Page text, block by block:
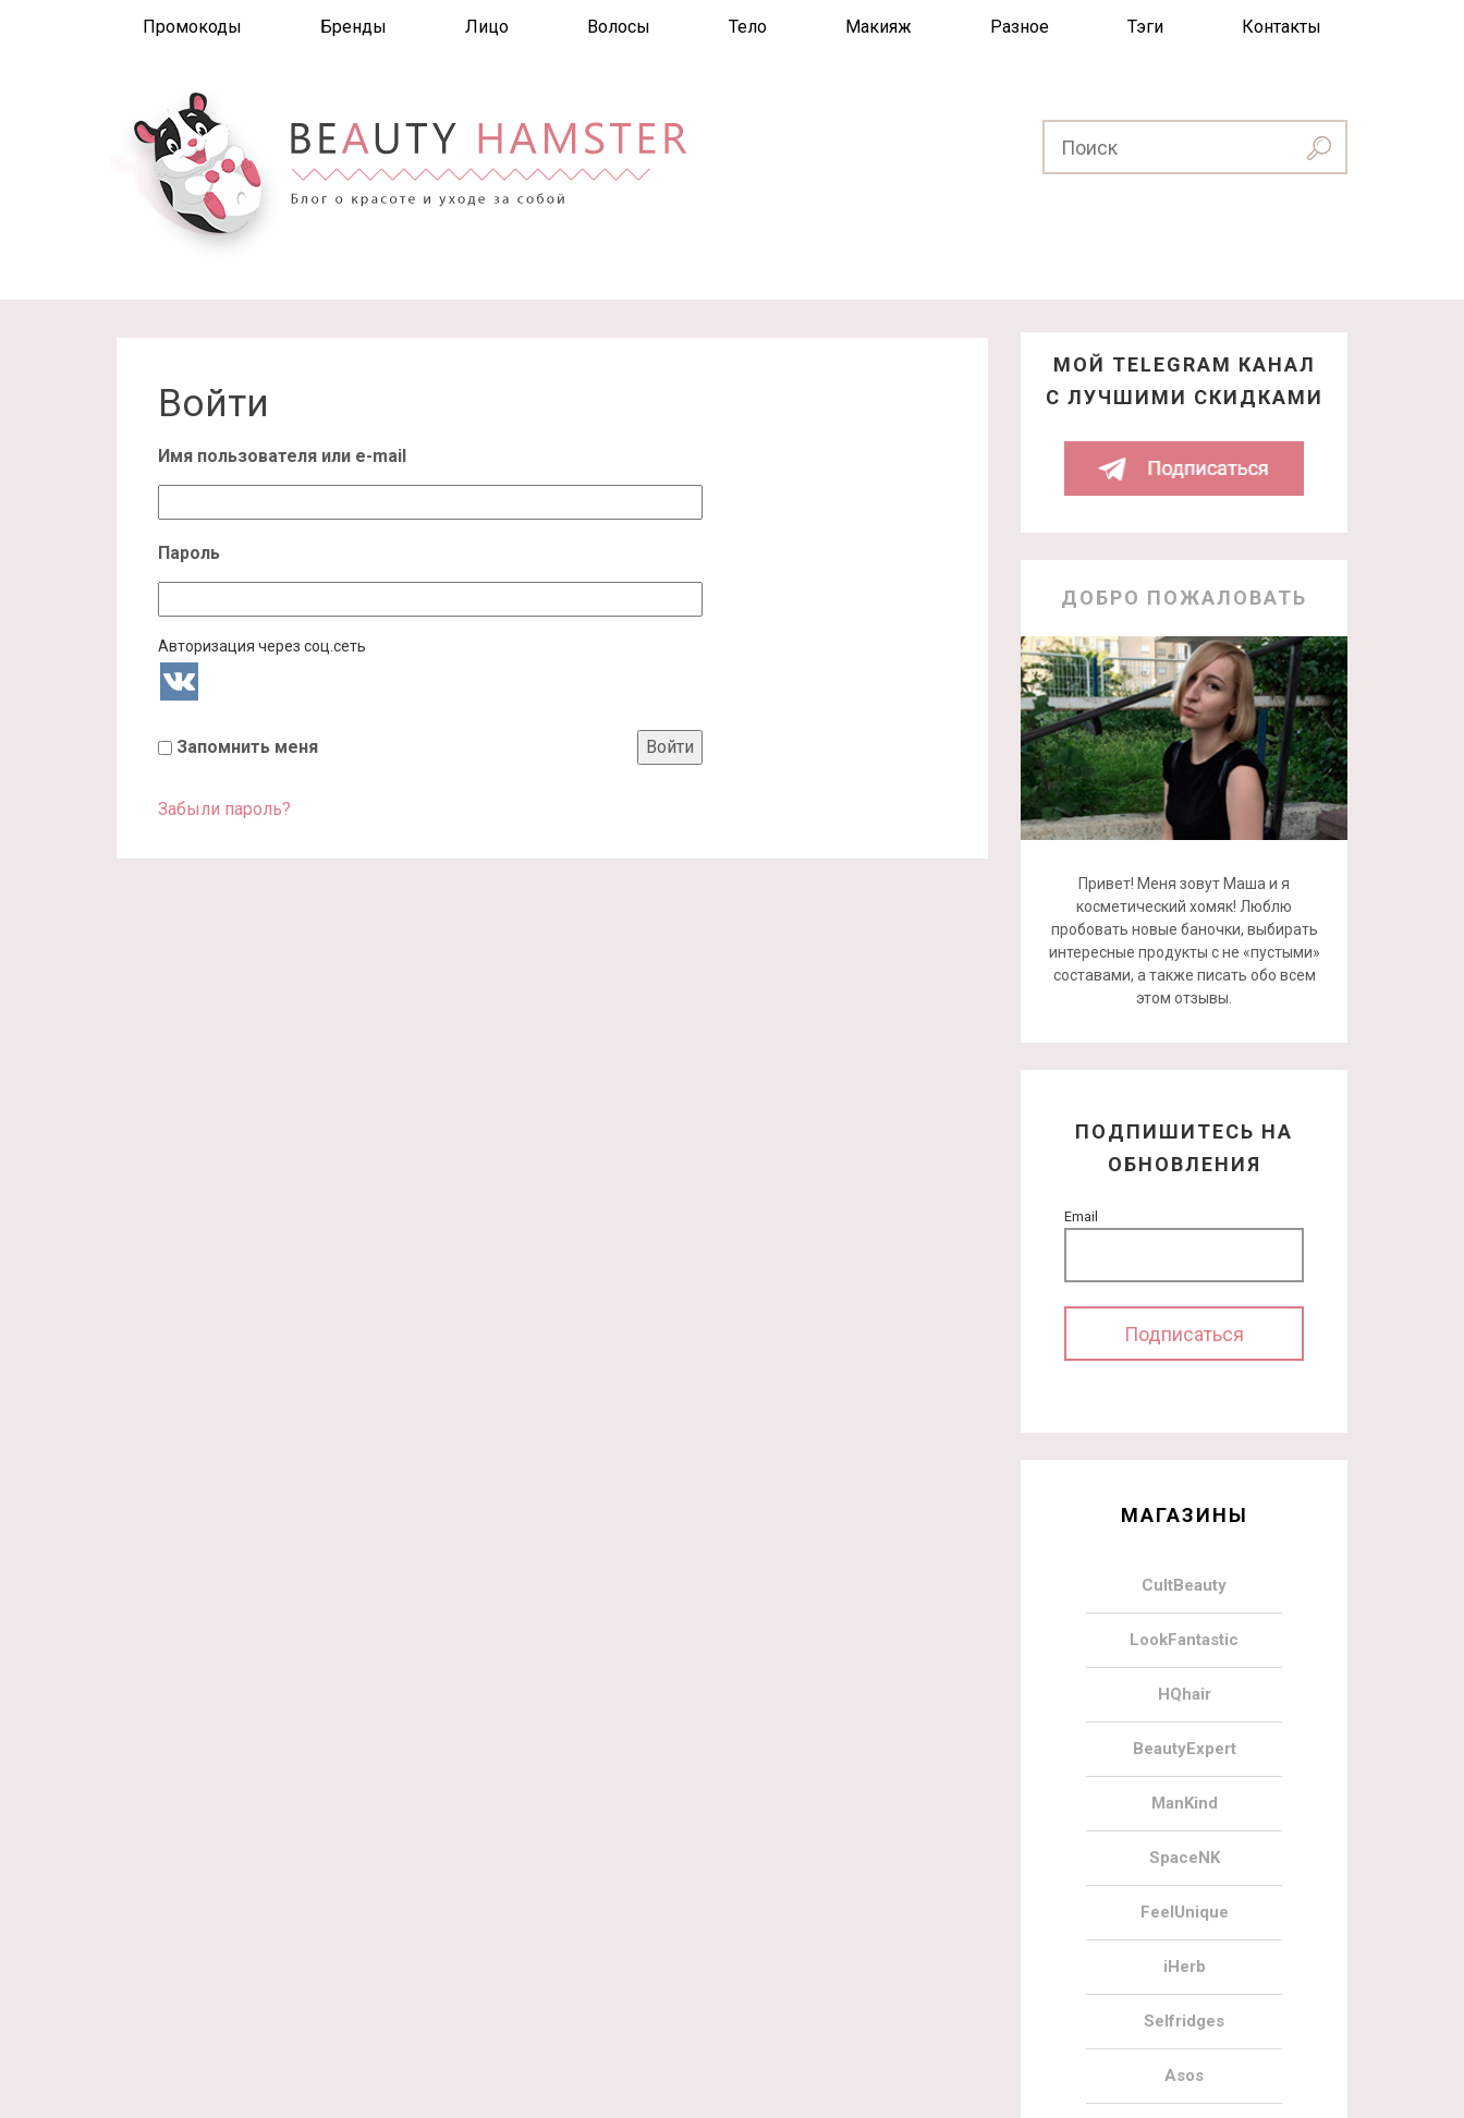
Промокоды Бренды Лицо Волосы Тело Макияж Разное Тэги Контакты
Войти
Имя пользователя или e-mail
Пароль
Авторизация через соц.сеть
Запомнить меня
Забыли пароль?
МОЙ TELEGRAM КАНАЛ
С ЛУЧШИМИ СКИДКАМИ
ДОБРО ПОЖАЛОВАТЬ
Привет! Меня зовут Маша и я
косметический хомяк! Люблю
пробовать новые баночки, выбирать
интересные продукты с не «пустыми»
составами, а также писать обо всем
этом отзывы.
ПОДПИШИТЕСЬ НА
ОБНОВЛЕНИЯ
Email
МАГАЗИНЫ
CultBeauty
LookFantastic
HQhair
BeautyExpert
ManKind
SpaceNK
FeelUnique
iHerb
Selfridges
Asos